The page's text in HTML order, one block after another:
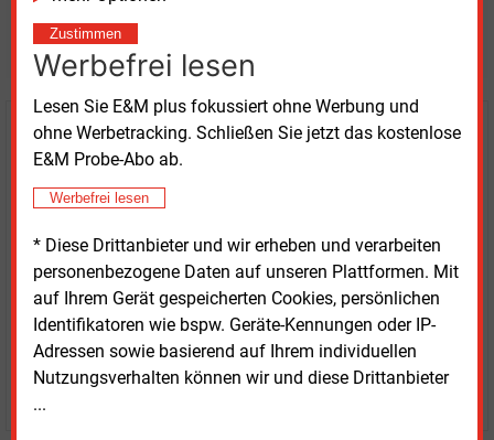
Zustimmen
Werbefrei lesen
Lesen Sie E&M plus fokussiert ohne Werbung und
ohne Werbetracking. Schließen Sie jetzt das kostenlose
E&M Probe-Abo ab.
Werbefrei lesen
* Diese Drittanbieter und wir erheben und verarbeiten
personenbezogene Daten auf unseren Plattformen. Mit
auf Ihrem Gerät gespeicherten Cookies, persönlichen
Identifikatoren wie bspw. Geräte-Kennungen oder IP-
Adressen sowie basierend auf Ihrem individuellen
Nutzungsverhalten können wir und diese Drittanbieter
...
weitere Nachrichten lesen?
Kaufen Sie den Artikel
erhalten Sie sofort diesen redaktionellen Beitrag für
nur €2.98
JETZT ARTIKEL KAUFEN